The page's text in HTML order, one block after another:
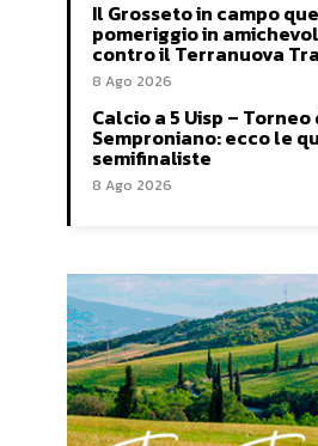
Il Grosseto in campo
pomeriggio in
contro il Terranuova
8 Ago 2026
Calcio a 5 Uisp – Torneo
Semproniano: ecco le
semifinaliste
8 Ago 2026